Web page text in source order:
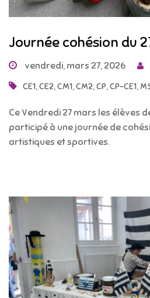
Journée cohésion du
vendredi, mars 27, 2026
CE1,CE2,CM1,CM2,CP,CP-CE1,
Ce Vendredi 27 mars les élèves
participé à une journée de
artistiques et sportives.